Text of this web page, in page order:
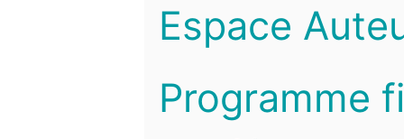
Espace
Programme